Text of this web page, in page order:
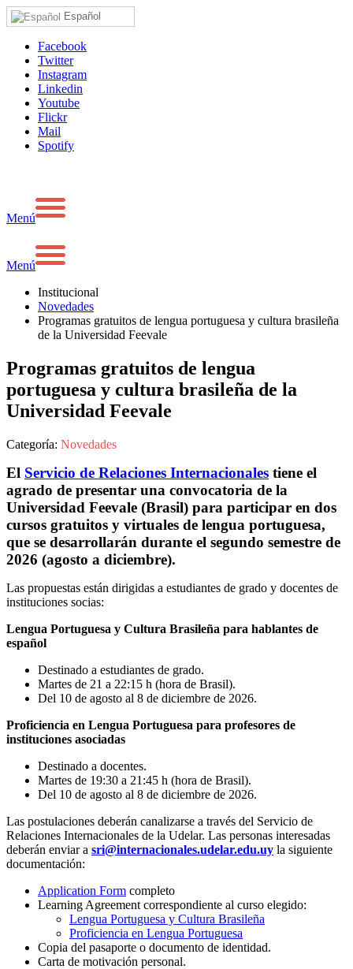
Español
Facebook
Twitter
Instagram
Linkedin
Youtube
Flickr
Mail
Spotify
Menú
Menú
Institucional
Novedades
Programas gratuitos de lengua portuguesa y cultura brasileña
de la Universidad Feevale
Programas gratuitos de lengua
portuguesa y cultura brasileña de la
Universidad Feevale
Categoría: Novedades
El Servicio de Relaciones Internacionales tiene el
agrado de presentar una convocatoria de la
Universidad Feevale (Brasil) para participar en dos
cursos gratuitos y virtuales de lengua portuguesa,
que se desarrollarán durante el segundo semestre de
2026 (agosto a diciembre).
Las propuestas están dirigidas a estudiantes de grado y docentes de
instituciones socias:
Lengua Portuguesa y Cultura Brasileña para hablantes de
español
Destinado a estudiantes de grado.
Martes de 21 a 22:15 h (hora de Brasil).
Del 10 de agosto al 8 de diciembre de 2026.
Proficiencia en Lengua Portuguesa para profesores de
instituciones asociadas
Destinado a docentes.
Martes de 19:30 a 21:45 h (hora de Brasil).
Del 10 de agosto al 8 de diciembre de 2026.
Las postulaciones deberán canalizarse a través del Servicio de
Relaciones Internacionales de la Udelar. Las personas interesadas
deberán enviar a sri@internacionales.udelar.edu.uy la siguiente
documentación:
Application Form completo
Learning Agreement correspondiente al curso elegido:
Lengua Portuguesa y Cultura Brasileña
Proficiencia en Lengua Portuguesa
Copia del pasaporte o documento de identidad.
Carta de motivación personal.